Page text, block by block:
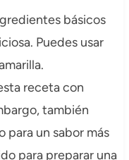
básicos
Puedes usar
receta con
también
para un sabor más
para preparar una